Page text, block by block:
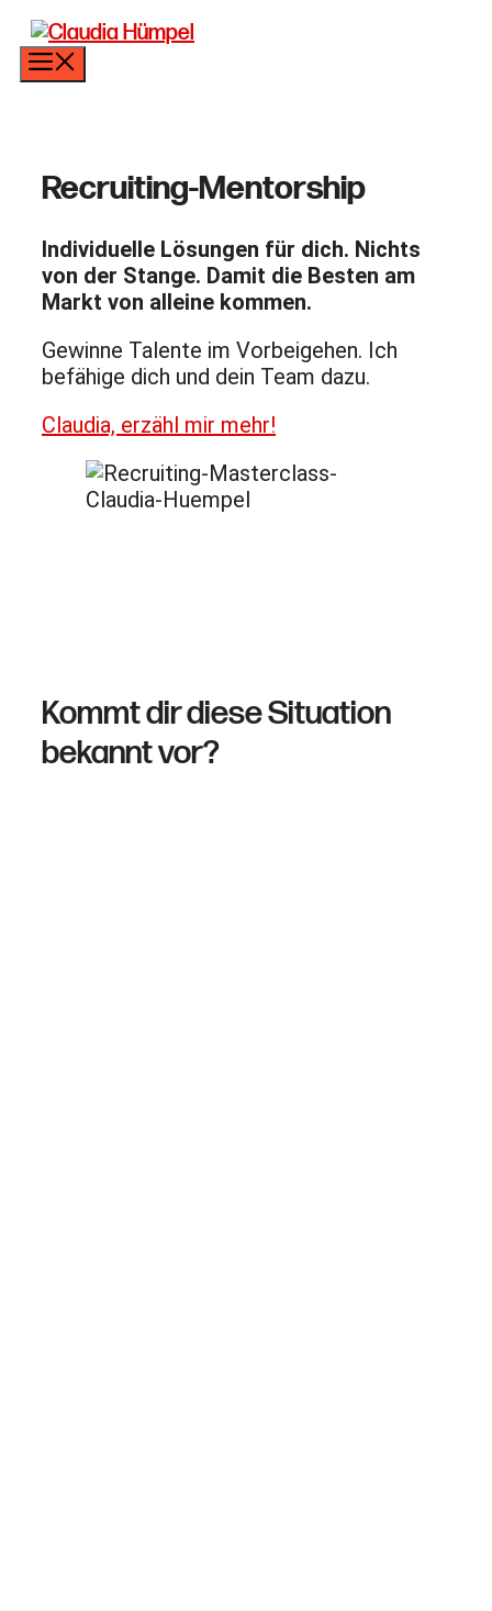
Zum
Inhalt
springen
Recruiting-Mentorship
Individuelle Lösungen für dich. Nichts
von der Stange. Damit die Besten am
Markt von alleine kommen.
Gewinne Talente im Vorbeigehen. Ich
befähige dich und dein Team dazu.
Claudia, erzähl mir mehr!
Kommt dir diese Situation
bekannt vor?